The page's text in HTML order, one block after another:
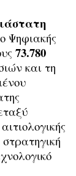
Ψηφιακής
73.780
και τη